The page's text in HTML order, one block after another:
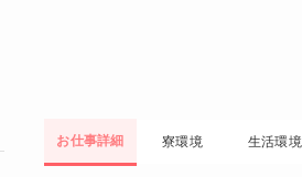
お仕事詳細 寮環境 生活環境